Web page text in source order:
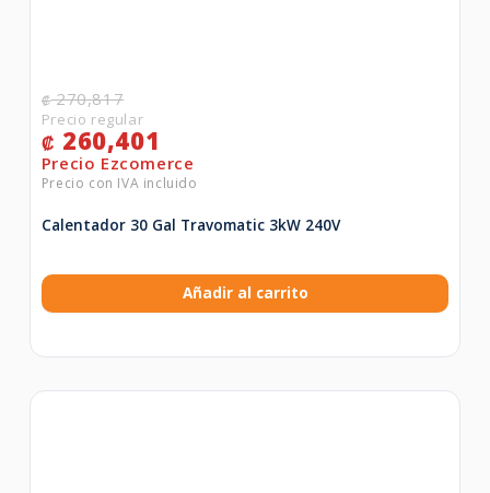
₡270,817
₡ 260,401
Calentador 30 Gal Travomatic 3kW 240V
Añadir al carrito